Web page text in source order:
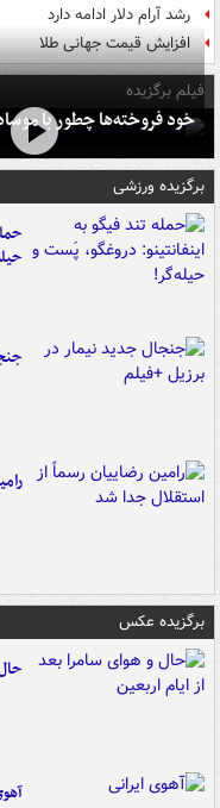
رشد آرام دلار ادامه دارد
افزایش قیمت جهانی طلا
فیلم برگزیده
خود فروخته‌ها چطور با
برگزیده ورزشی
برگزیده عکس